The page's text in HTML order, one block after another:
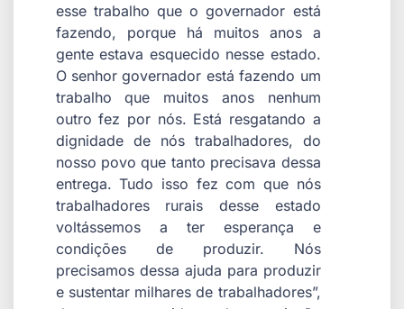
esse trabalho que o governador está
fazendo, porque há muitos anos a
gente estava esquecido nesse estado.
O senhor governador está fazendo um
trabalho que muitos anos nenhum
outro fez por nós. Está resgatando a
dignidade de nós trabalhadores, do
nosso povo que tanto precisava dessa
entrega. Tudo isso fez com que nós
trabalhadores rurais desse estado
voltássemos a ter esperança e
condições de produzir. Nós
precisamos dessa ajuda para produzir
e sustentar milhares de trabalhadores”,